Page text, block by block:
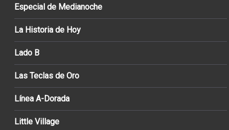
Especial de Medianoche
La Historia de Hoy
Lado B
Las Teclas de Oro
Línea A-Dorada
Little Village